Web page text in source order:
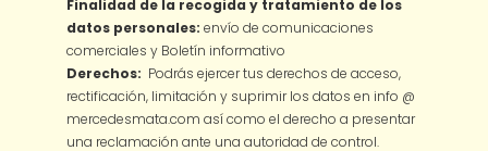
Finalidad de la recogida y tratamiento de los
datos personales: envío de comunicaciones
comerciales y Boletín informativo
Derechos: Podrás ejercer tus derechos de acceso,
rectificación, limitación y suprimir los datos en info @
mercedesmata.com así como el derecho a presentar
una reclamación ante una autoridad de control.